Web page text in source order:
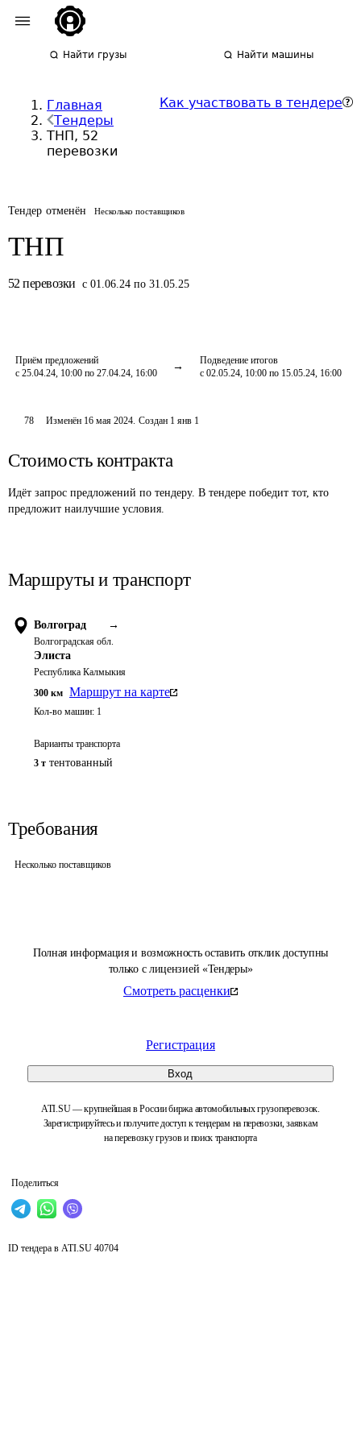
Найти грузы Найти машины
Главная
Тендеры
ТНП, 52
перевозки
Как участвовать в тендере
Тендер отменён Несколько поставщиков
ТНП
52 перевозки с 01.06.24 по 31.05.25
Приём предложений
с 25.04.24, 10:00 по 27.04.24, 16:00
Подведение итогов
с 02.05.24, 10:00 по 15.05.24, 16:00
Полная информация и возможность оставить отклик доступны
только с лицензией «Тендеры»
Смотреть расценки
Регистрация
Вход
ATI.SU — крупнейшая в России биржа автомобильных грузоперевозок.
Зарегистрируйтесь и получите доступ к тендерам на перевозки, заявкам
на перевозку грузов и поиск транспорта
Поделиться
78 Изменён 16 мая 2024. Создан 1 янв 1
Стоимость контракта
Идёт запрос предложений по тендеру. В тендере победит тот, кто
предложит наилучшие условия.
Маршруты и транспорт
Волгоград →
Волгоградская обл.
Элиста
Республика Калмыкия
300 км Маршрут на карте
Кол-во машин: 1
Варианты транспорта
3 т тентованный
Требования
Несколько поставщиков
ID тендера в ATI.SU 40704